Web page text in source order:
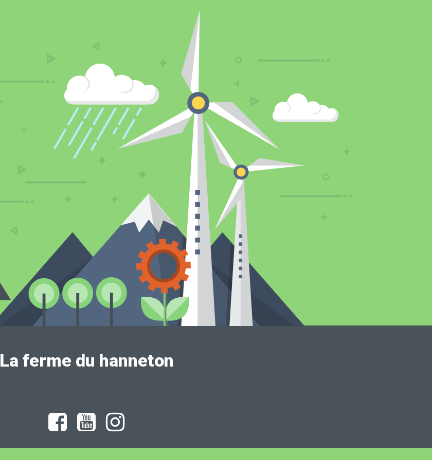
La ferme du hanneton